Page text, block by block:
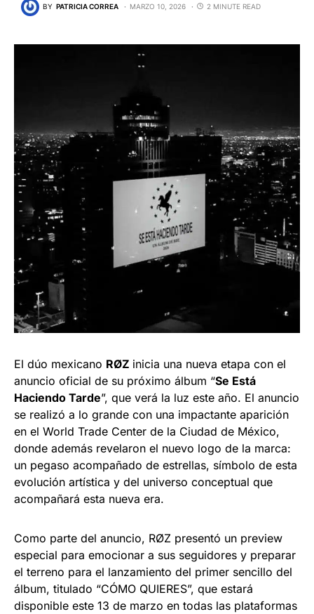
BY PATRICIA CORREA MARZO 10, 2026 2 MINUTE READ
El dúo mexicano RØZ inicia una nueva etapa con el
anuncio oficial de su próximo álbum “Se Está
Haciendo Tarde”, que verá la luz este año. El anuncio
se realizó a lo grande con una impactante aparición
en el World Trade Center de la Ciudad de México,
donde además revelaron el nuevo logo de la marca:
un pegaso acompañado de estrellas, símbolo de esta
evolución artística y del universo conceptual que
acompañará esta nueva era.
Como parte del anuncio, RØZ presentó un preview
especial para emocionar a sus seguidores y preparar
el terreno para el lanzamiento del primer sencillo del
álbum, titulado “CÓMO QUIERES”, que estará
disponible este 13 de marzo en todas las plataformas